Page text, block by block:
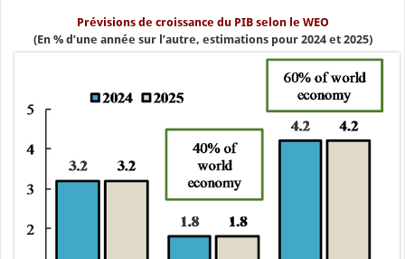
Prévisions de croissance du PIB selon le WEO
(En % d’une année sur l’autre, estimations pour 2024 et 2025)